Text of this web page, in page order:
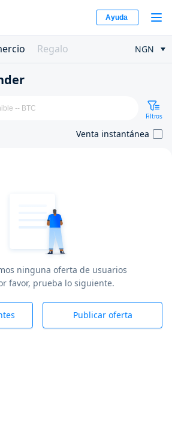
Ayuda
Regalo NGN
Filtros
Venta instantánea
ninguna oferta de usuarios
favor, prueba lo siguiente.
Publicar oferta